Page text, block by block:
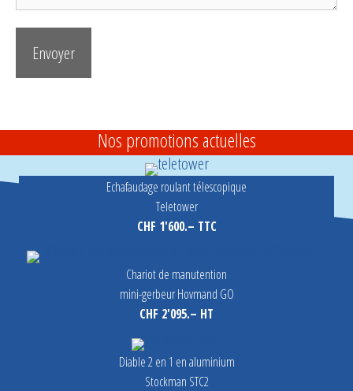
Nos promotions actuelles
Echafaudage roulant télescopique
Teletower
CHF 1'600.– TTC
Chariot de manutention
mini-gerbeur Hovmand GO
CHF 2'095.– HT
Diable 2 en 1 en aluminium
Stockman STC2